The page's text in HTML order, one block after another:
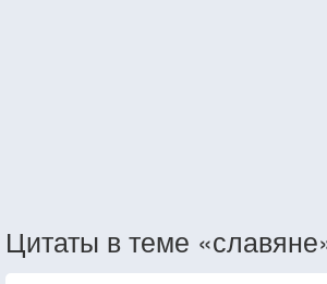
Цитаты в теме